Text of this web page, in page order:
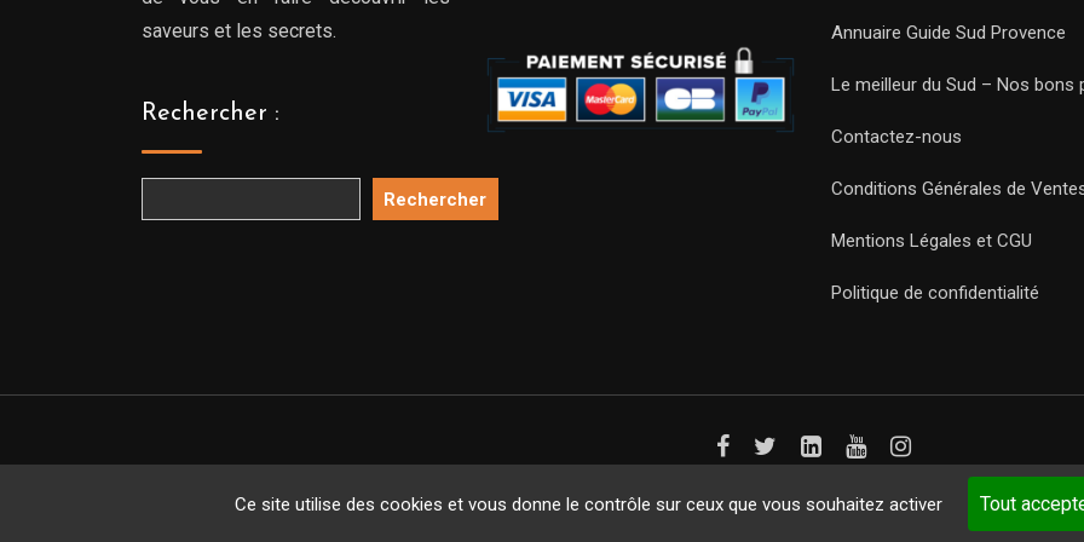
Ce site utilise des cookies et vous donne le contrôle sur ceux que vous souhaitez activer Tout
saveurs et les secrets.
Rechercher :
Rechercher
Annuaire Guide Sud Provence
Le meilleur du Sud – Nos bons
Contactez-nous
Conditions Générales de
Mentions Légales et CGU
Politique de confidentialité
Copyright Guides 2021. Tous droits réservés.Développement web sur mesure